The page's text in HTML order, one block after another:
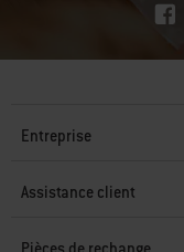
Entreprise
Assistance client